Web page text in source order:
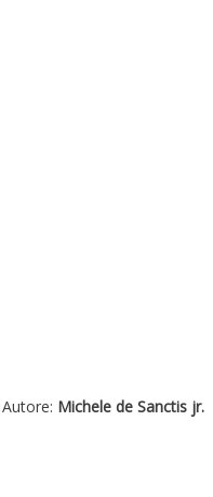
Autore: Michele de Sanctis jr.